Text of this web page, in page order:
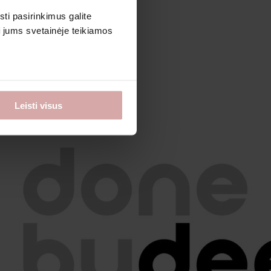
pasirinkimus galite
svetainėje teikiamos
Leisti visus